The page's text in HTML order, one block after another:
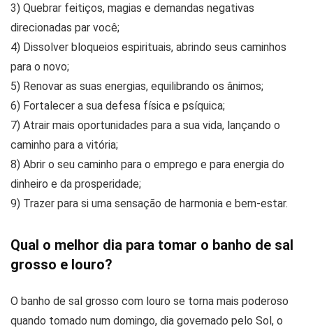
3) Quebrar feitiços, magias e demandas negativas
direcionadas par você;
4) Dissolver bloqueios espirituais, abrindo seus caminhos
para o novo;
5) Renovar as suas energias, equilibrando os ânimos;
6) Fortalecer a sua defesa física e psíquica;
7) Atrair mais oportunidades para a sua vida, lançando o
caminho para a vitória;
8) Abrir o seu caminho para o emprego e para energia do
dinheiro e da prosperidade;
9) Trazer para si uma sensação de harmonia e bem-estar.
Qual o melhor dia para tomar o banho de sal
grosso e louro?
O banho de sal grosso com louro se torna mais poderoso
quando tomado num domingo, dia governado pelo Sol, o